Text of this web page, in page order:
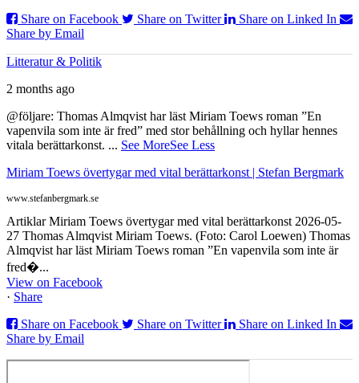
Share on Facebook
Share on Twitter
Share on Linked In
Share by Email
Litteratur & Politik
2 months ago
@följare: Thomas Almqvist har läst Miriam Toews roman ”En
vapenvila som inte är fred” med stor behållning och hyllar hennes
vitala berättarkonst. ... See MoreSee Less
Miriam Toews övertygar med vital berättarkonst | Stefan Bergmark
www.stefanbergmark.se
Artiklar Miriam Toews övertygar med vital berättarkonst 2026-05-
27 Thomas Almqvist Miriam Toews. (Foto: Carol Loewen) Thomas
Almqvist har läst Miriam Toews roman ”En vapenvila som inte är
fred�...
View on Facebook
· Share
Share on Facebook
Share on Twitter
Share on Linked In
Share by Email